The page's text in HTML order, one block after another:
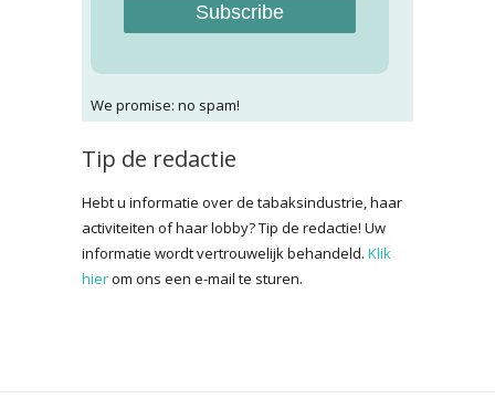
Subscribe
We promise: no spam!
Tip de redactie
Hebt u informatie over de tabaksindustrie, haar
activiteiten of haar lobby? Tip de redactie! Uw
informatie wordt vertrouwelijk behandeld. Klik
hierom ons een e-mail te sturen.